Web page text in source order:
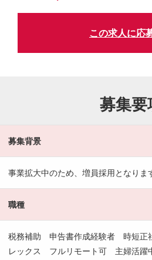
この求人に応
募集要
募集背景
事業拡大中のため、増員採用となりま
職種
税務補助 申告書作成経験者 時短
レックス フルリモート可 主婦活躍